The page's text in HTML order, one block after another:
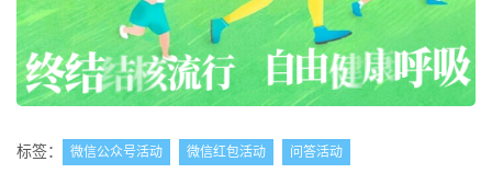
标签： 微信公众号活动 微信红包活动 问答活动